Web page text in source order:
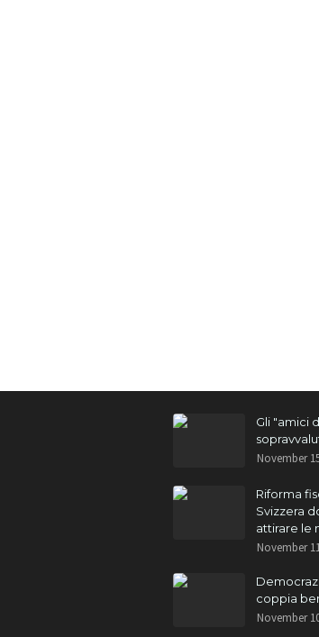
Gli "amici
November
Riforma
Svizzera
attirare le
November
coppia
November